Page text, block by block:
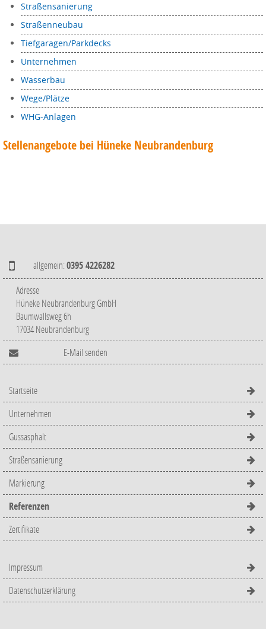
Straßensanierung
Straßenneubau
Tiefgaragen/Parkdecks
Unternehmen
Wasserbau
Wege/Plätze
WHG-Anlagen
Stellenangebote bei Hüneke Neubrandenburg
allgemein:0395 4226282
Adresse
Hüneke Neubrandenburg GmbH
Baumwallsweg 6h
17034 Neubrandenburg
E-Mail senden
Startseite
Unternehmen
Gussasphalt
Straßensanierung
Markierung
Referenzen
Zertifikate
Impressum
Datenschutzerklärung